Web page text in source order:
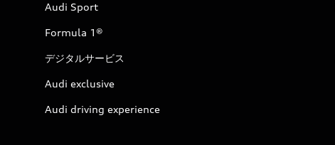
Audi Sport
Formula 1®
デジタルサービス
Audi exclusive
Audi driving experience